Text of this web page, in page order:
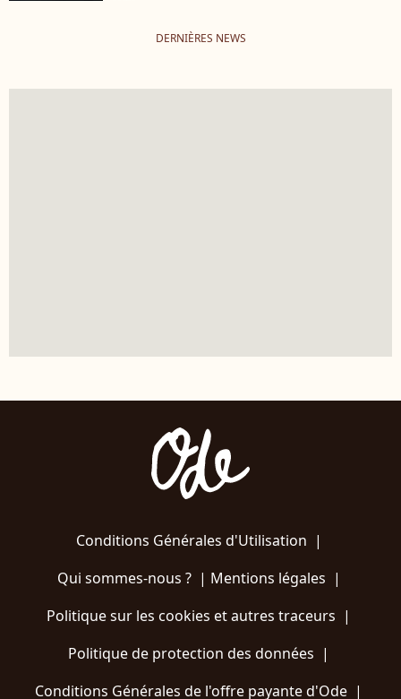
DERNIÈRES NEWS
Conditions Générales d'Utilisation |
Qui sommes-nous ?| Mentions légales |
Politique sur les cookies et autres traceurs |
Politique de protection des données |
Conditions Générales de l'offre payante d'Ode |